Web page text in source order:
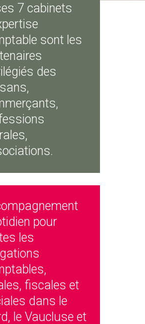
7 cabinets
sont les
des
pour
les
fiscales et
dans le
le Vaucluse et